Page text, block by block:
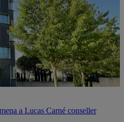
a Lucas Carné conseller